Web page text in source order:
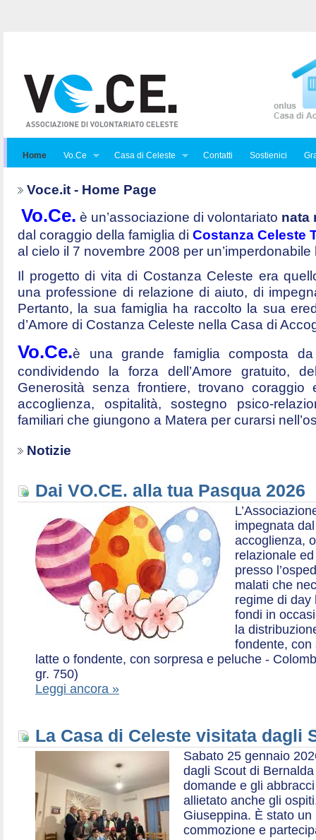
Home Vo.Ce Casa di Celeste Contatti Sostienici
Voce.it - Home Page
Vo.Ce. è un’associazione di volontariato nata
dal coraggio della famiglia di Costanza Celeste
al cielo il 7 novembre 2008 per
Il progetto di vita di Costanza Celeste era
una professione di relazione di aiuto, di
Pertanto, la sua famiglia ha raccolto la sua
d’Amore di Costanza Celeste nella Casa di
Vo.Ce.è una grande famiglia composta
condividendo la forza dell’Amore gratuito,
Generosità senza frontiere, trovano
accoglienza, ospitalità, sostegno psico-
familiari che giungono a Matera per curarsi
Notizie
Dai VO.CE. alla tua Pasqua 2026
impegnata
accoglienza,
relazionale
presso
malati che
regime di day
fondi in
la
fondente, con
latte o fondente, con sorpresa e peluche -
gr. 750)
Leggi ancora »
La Casa di Celeste visitata dagli
Sabato 25 gennaio
dagli Scout di
domande e gli
allietato anche gli
Giuseppina. È stato
commozione e